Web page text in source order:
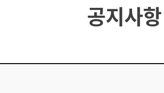
공지사항